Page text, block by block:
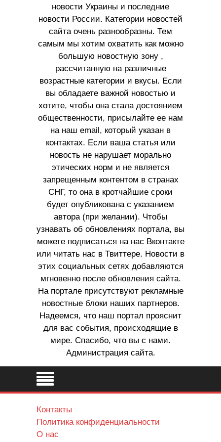
новости Украины и последние
новости России. Категории новостей
сайта очень разнообразны. Тем
самым мы хотим охватить как можно
большую новостную зону ,
рассчитанную на различные
возрастные категории и вкусы. Если
вы обладаете важной новостью и
хотите, чтобы она стала достоянием
общественности, присылайте ее нам
на наш email, который указан в
контактах. Если ваша статья или
новость не нарушает морально
этических норм и не является
запрещенным контентом в странах
СНГ, то она в кротчайшие сроки
будет опубликована с указанием
автора (при желании). Чтобы
узнавать об обновлениях портала, вы
можете подписаться на нас Вконтакте
или читать нас в Твиттере. Новости в
этих социальных сетях добавляются
мгновенно после обновления сайта.
На портале присутствуют рекламные
новостные блоки наших партнеров.
Надеемся, что наш портал прояснит
для вас события, происходящие в
мире. Спасибо, что вы с нами.
Администрация сайта.
Контакты
Политика конфиденциальности
О нас